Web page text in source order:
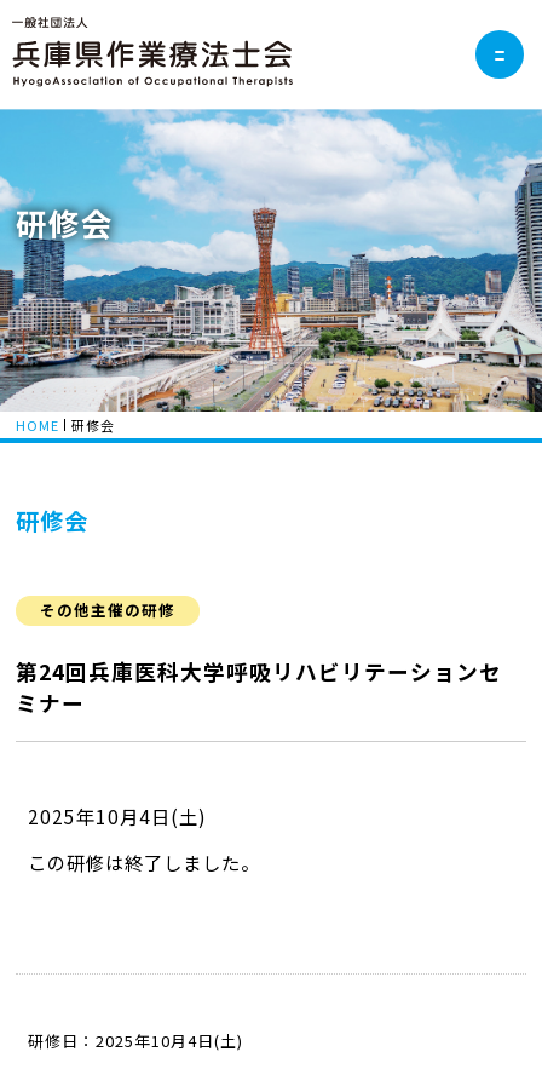
研修会
HOME 研修会
研修会
その他主催の研修
第24回兵庫医科大学呼吸リハビリテーションセ
ミナー
2025年10月4日(土)
この研修は終了しました。
研修日：2025年10月4日(土)